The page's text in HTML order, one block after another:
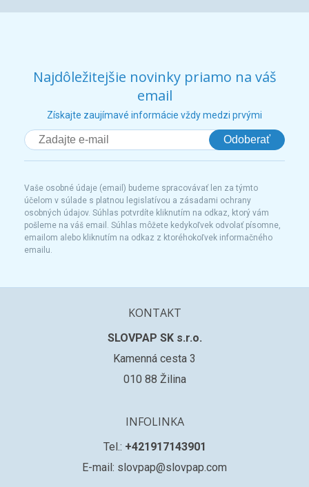
Najdôležitejšie novinky priamo na váš
email
Získajte zaujímavé informácie vždy medzi prvými
Odoberať
Vaše osobné údaje (email) budeme spracovávať len za týmto
účelom v súlade s platnou legislatívou a zásadami ochrany
osobných údajov. Súhlas potvrdíte kliknutím na odkaz, ktorý vám
pošleme na váš email. Súhlas môžete kedykoľvek odvolať písomne,
emailom alebo kliknutím na odkaz z ktoréhokoľvek informačného
emailu.
KONTAKT
SLOVPAP SK s.r.o.
Kamenná cesta 3
010 88 Žilina
INFOLINKA
Tel.: +421917143901
E-mail: slovpap@slovpap.com